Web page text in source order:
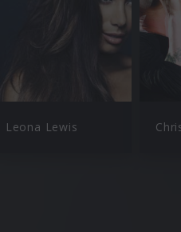
Leona Lewis